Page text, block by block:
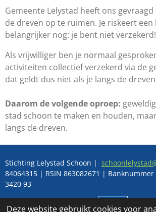
Deze website gebruikt cookies voor
Gemeente Lelystad heeft ons
de dreven op te ruimen. Je riskeert
belangrijker nog: je bent niet verzekerd!
Als vrijwilliger ben je normaal
activiteiten collectief verzekerd via de
dat geldt dus niet als je langs de
Daarom de volgende oproep:
stad schoon te maken en houden,
langs de dreven.
Stichting Lelystad Schoon |
84064315 | RSIN 863082671 | Banknummer
3420 93